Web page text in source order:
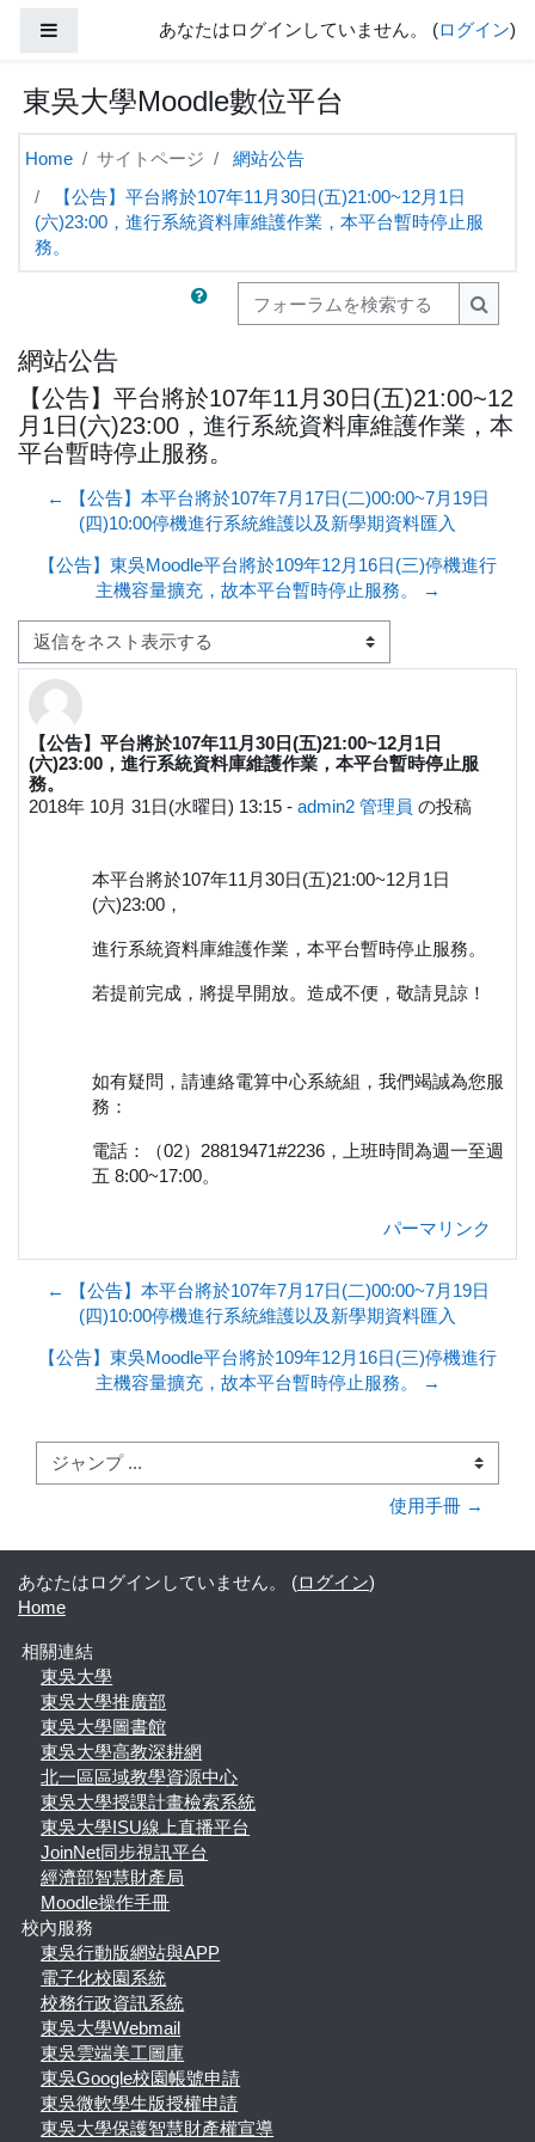
サイドパネルあなたはログインしていません。 (ログイン)
東吳大學Moodle數位平台
Home サイトページ 網站公告
【公告】平台將於107年11月30日(五)21:00~12月1日
(六)23:00，進行系統資料庫維護作業，本平台暫時停止服
務。
フォーラムを検索する
フォ
網站公告
【公告】平台將於107年11月30日(五)21:00~12
月1日(六)23:00，進行系統資料庫維護作業，本
平台暫時停止服務。
← 【公告】本平台將於107年7月17日(二)00:00~7月19日
(四)10:00停機進行系統維護以及新學期資料匯入
【公告】東吳Moodle平台將於109年12月16日(三)停機進行
主機容量擴充，故本平台暫時停止服務。 →
表示モード
【公告】平台將於107年11月30日(五)21:00~12月1日
(六)23:00，進行系統資料庫維護作業，本平台暫時停止服
務。
2018年 10月 31日(水曜日) 13:15 - admin2 管理員 の投稿
返信数: 0
本平台將於107年11月30日(五)21:00~12月1日
(六)23:00，
進行系統資料庫維護作業，本平台暫時停止服務。
若提前完成，將提早開放。造成不便，敬請見諒！
如有疑問，請連絡電算中心系統組，我們竭誠為您服
務：
電話：（02）28819471#2236，上班時間為週一至週
五 8:00~17:00。
パーマリンク
← 【公告】本平台將於107年7月17日(二)00:00~7月19日
(四)10:00停機進行系統維護以及新學期資料匯入
【公告】東吳Moodle平台將於109年12月16日(三)停機進行
主機容量擴充，故本平台暫時停止服務。 →
ジャンプ ...
使用手冊 →
あなたはログインしていません。 (ログイン)
Home
相關連結
東吳大學
東吳大學推廣部
東吳大學圖書館
東吳大學高教深耕網
北一區區域教學資源中心
東吳大學授課計畫檢索系統
東吳大學ISU線上直播平台
JoinNet同步視訊平台
經濟部智慧財產局
Moodle操作手冊
校內服務
東吳行動版網站與APP
電子化校園系統
校務行政資訊系統
東吳大學Webmail
東吳雲端美工圖庫
東吳Google校園帳號申請
東吳微軟學生版授權申請
東吳大學保護智慧財產權宣導